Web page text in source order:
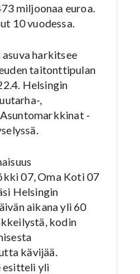
miljoonaa euroa.
10 vuodessa.
harkitsee
taitonttipulan
Helsingin
,
-
07, Oma Koti 07
Helsingin
aikana yli 60
kodin
kävijää.
esitteli yli